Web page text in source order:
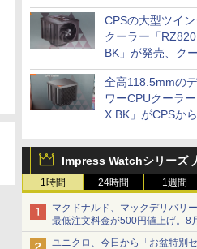
CPSの大型ツイ
クーラー「
BK」が発売、ク
プに5インチ液晶
全高118.5mmの
ワーCPUクーラ
X BK」がCPSから
Impress Watchシリーズ
1時間 24時間 1週間
マクドナルド、マックデリバリ
最低注文料金が500円値上げ。8
1,500円から受付
ユニクロ、今日から「お盆特別